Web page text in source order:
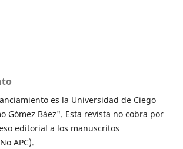
es la Universidad de Ciego
Gómez Báez". Esta revista no cobra por
editorial a los manuscritos
APC).